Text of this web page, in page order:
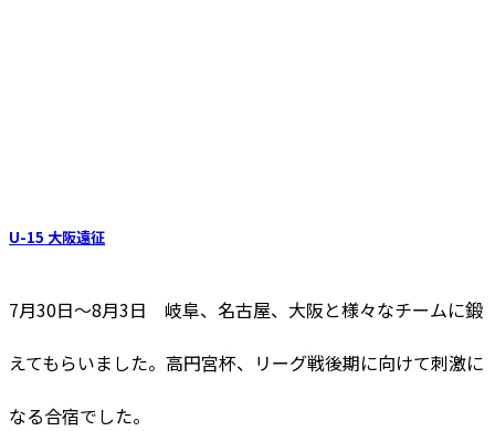
U-15 大阪遠征
7月30日～8月3日 岐阜、名古屋、大阪と様々なチームに鍛
えてもらいました。高円宮杯、リーグ戦後期に向けて刺激に
なる合宿でした。